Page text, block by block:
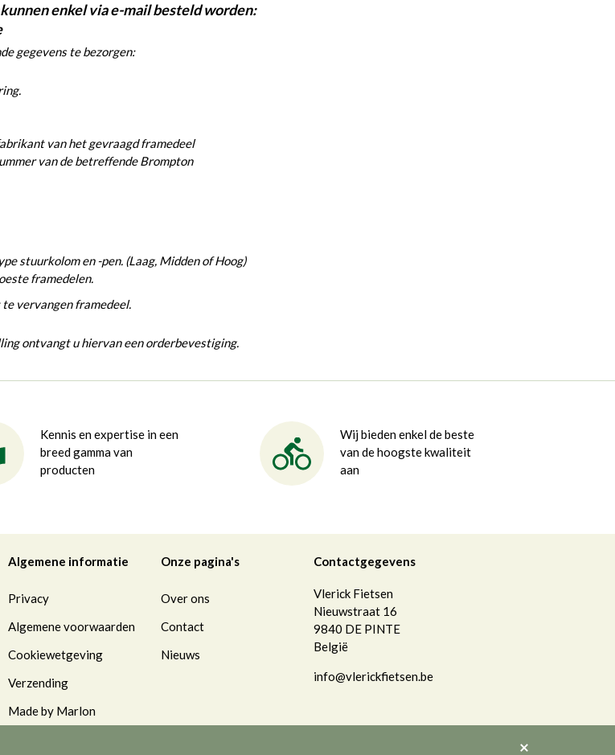
enkel via e-mail besteld worden:
gegevens te bezorgen:
van het gevraagd framedeel
van de betreffende Brompton
stuurkolom en -pen. (Laag, Midden of Hoog)
framedelen.
vervangen framedeel.
ontvangt u hiervan een orderbevestiging.
Kennis en expertise in een
breed gamma van
producten
Wij bieden enkel de beste
van de hoogste kwaliteit
aan
Algemene informatie
Privacy
Algemene voorwaarden
Cookiewetgeving
Verzending
Made by Marlon
Onze pagina's
Over ons
Contact
Nieuws
Contactgegevens
Vlerick Fietsen
Nieuwstraat 16
9840 DE PINTE
België
info@vlerickfietsen.be